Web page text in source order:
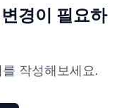
경이 필요하
작성해보세요.